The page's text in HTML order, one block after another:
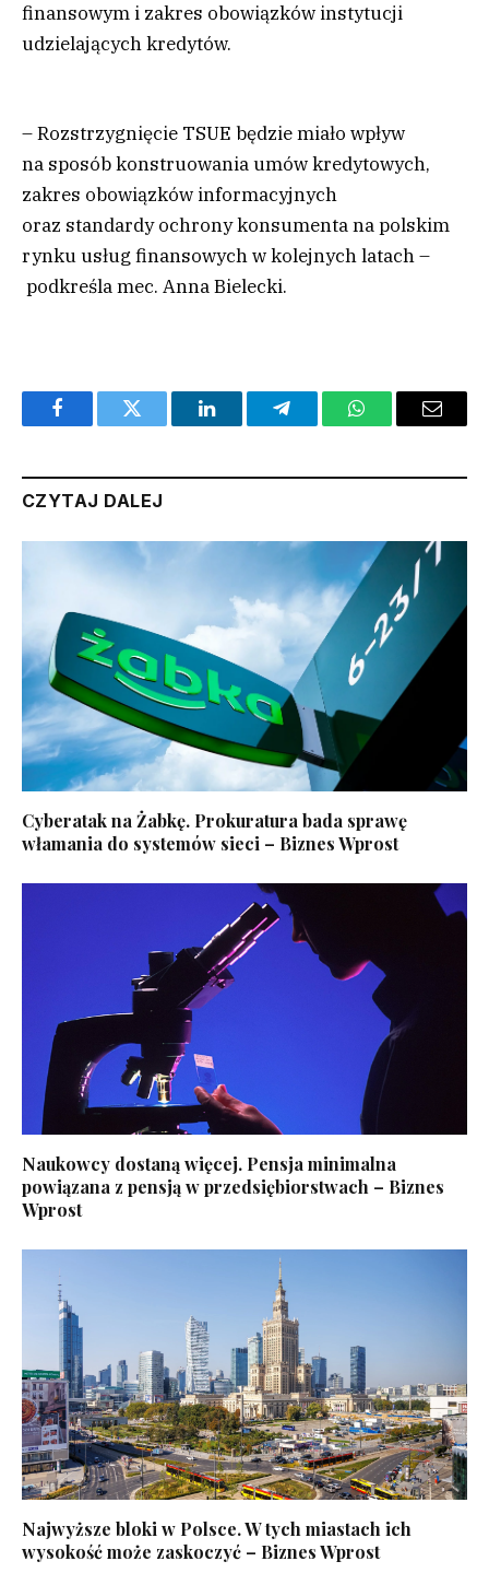
finansowym i zakres obowiązków instytucji
udzielających kredytów.
– Rozstrzygnięcie TSUE będzie miało wpływ
na sposób konstruowania umów kredytowych,
zakres obowiązków informacyjnych
oraz standardy ochrony konsumenta na polskim
rynku usług finansowych w kolejnych latach –
podkreśla mec. Anna Bielecki.
FacebookTwitter LinkedInTelegramWhatsAppEmail
CZYTAJ DALEJ
Cyberatak na Żabkę. Prokuratura bada sprawę
włamania do systemów sieci – Biznes Wprost
Naukowcy dostaną więcej. Pensja minimalna
powiązana z pensją w przedsiębiorstwach – Biznes
Wprost
Najwyższe bloki w Polsce. W tych miastach ich
wysokość może zaskoczyć – Biznes Wprost